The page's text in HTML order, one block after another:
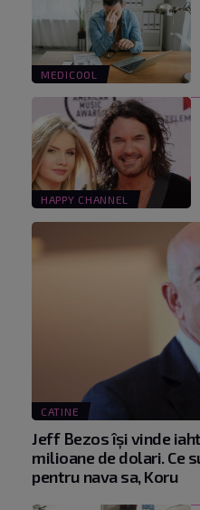
MEDICOOL
HAPPY CHANNEL
CATINE
Jeff Bezos își vinde
milioane de dolari. Ce
pentru nava sa, Koru